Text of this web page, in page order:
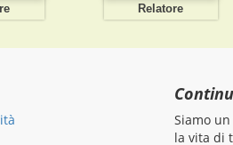
Relatore
Siamo
la vita di